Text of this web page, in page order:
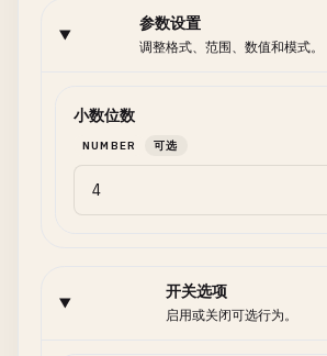
参数设置
调整格式、范围、数值和模式。
小数位数
NUMBER 可选
开关选项
启用或关闭可选行为。